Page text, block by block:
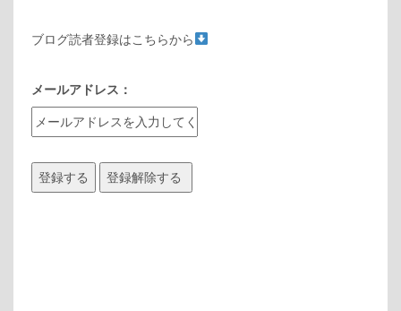
ブログ読者登録はこちらから
メールアドレス：